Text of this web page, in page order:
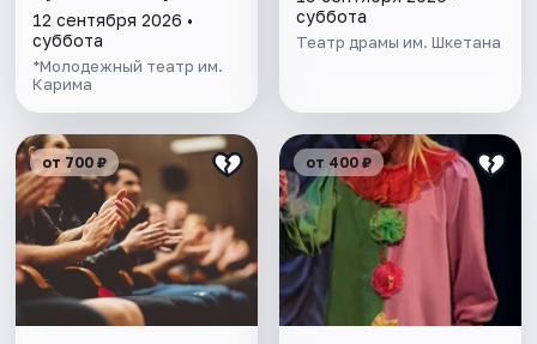
12 сентября 2026 •
суббота
*Молодежный театр им.
Карима
суббота
Театр драмы им. Шкетана
от 700 ₽ от 400 ₽